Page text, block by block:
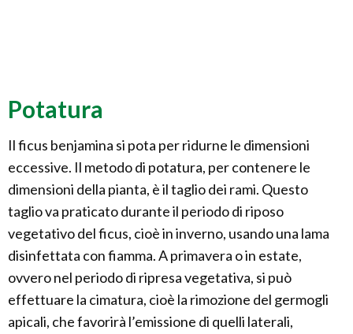
Potatura
Il ficus benjamina si pota per ridurne le dimensioni
eccessive. Il metodo di potatura, per contenere le
dimensioni della pianta, è il taglio dei rami. Questo
taglio va praticato durante il periodo di riposo
vegetativo del ficus, cioè in inverno, usando una lama
disinfettata con fiamma. A primavera o in estate,
ovvero nel periodo di ripresa vegetativa, si può
effettuare la cimatura, cioè la rimozione del germogli
apicali, che favorirà l’emissione di quelli laterali,